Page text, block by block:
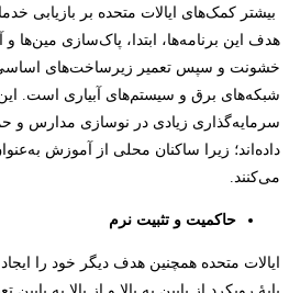
بیشتر کمک‌های ایالات متحده بر بازیابی
هدف این برنامه‌ها، ابتدا، پاک‌سازی مین‌ها و
خشونت و سپس تعمیر زیرساخت‌های اساسی،
شبکه‌های برق و سیستم‌های آبیاری است.
سرمایه‌گذاری زیادی در نوسازی مدارس و
داده‌اند؛ زیرا ساکنان محلی از آموزش
می‌کنند.
حاکمیت و تثبیت نرم
ایالات متحده همچنین هدف دیگر خود را